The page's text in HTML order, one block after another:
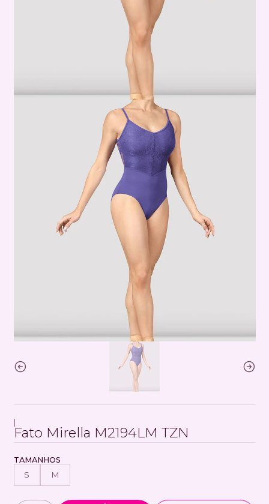
Fato Mirella M2194LM TZN
TAMANHOS
S M